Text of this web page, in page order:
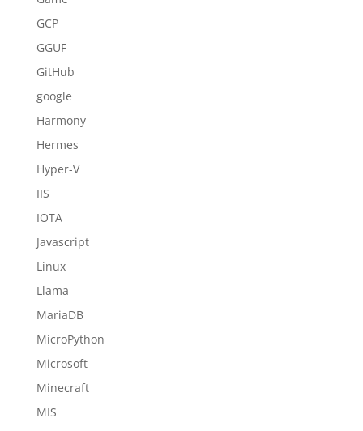
GCP
GGUF
GitHub
google
Harmony
Hermes
Hyper-V
IIS
IOTA
Javascript
Linux
Llama
MariaDB
MicroPython
Microsoft
Minecraft
MIS